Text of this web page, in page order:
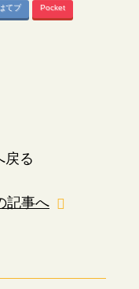
てブ Pocket
戻る
記事へ